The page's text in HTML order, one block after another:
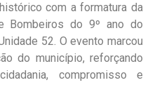
com a formatura da
Bombeiros do 9º ano do
52. O evento marcou
do município, reforçando
compromisso e